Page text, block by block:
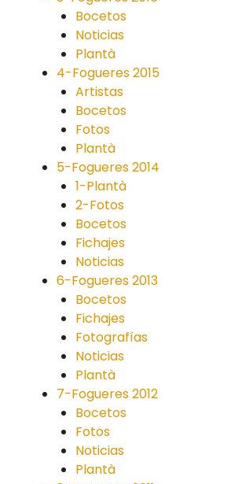
Bocetos
Noticias
Plantà
4-Fogueres 2015
Artistas
Bocetos
Fotos
Plantà
5-Fogueres 2014
1-Plantà
2-Fotos
Bocetos
Fichajes
Noticias
6-Fogueres 2013
Bocetos
Fichajes
Fotografías
Noticias
Plantà
7-Fogueres 2012
Bocetos
Fotos
Noticias
Plantà